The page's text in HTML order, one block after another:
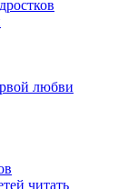
любви
читать